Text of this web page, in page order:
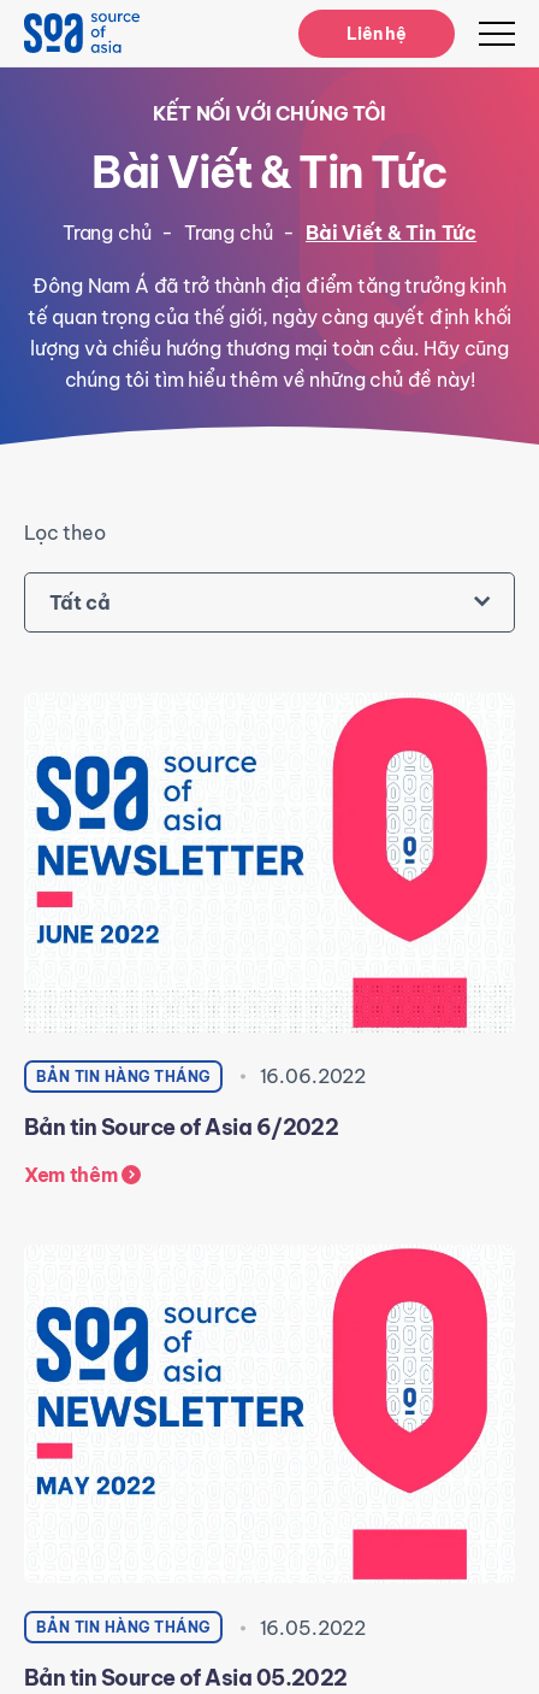
KẾT NỐI VỚI CHÚNG TÔI
Bài Viết & Tin Tức
Trang chủ - Trang chủ - Bài Viết & Tin Tức
Đông Nam Á đã trở thành địa điểm tăng trưởng kinh
tế quan trọng của thế giới, ngày càng quyết định khối
lượng và chiều hướng thương mại toàn cầu. Hãy cũng
chúng tôi tìm hiểu thêm về những chủ đề này!
Liên hệ
Lọc theo
Tất cả
BẢN TIN HÀNG THÁNG 16.06.2022
Bản tin Source of Asia 6/2022
Xem thêm
BẢN TIN HÀNG THÁNG 16.05.2022
Bản tin Source of Asia 05.2022
Notifications